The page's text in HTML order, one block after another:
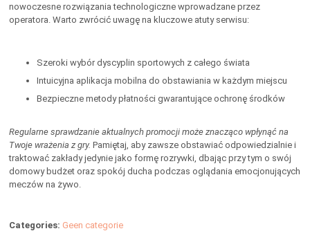
nowoczesne rozwiązania technologiczne wprowadzane przez
operatora. Warto zwrócić uwagę na kluczowe atuty serwisu:
Szeroki wybór dyscyplin sportowych z całego świata
Intuicyjna aplikacja mobilna do obstawiania w każdym miejscu
Bezpieczne metody płatności gwarantujące ochronę środków
Regularne sprawdzanie aktualnych promocji może znacząco wpłynąć na
Twoje wrażenia z gry. Pamiętaj, aby zawsze obstawiać odpowiedzialnie i
traktować zakłady jedynie jako formę rozrywki, dbając przy tym o swój
domowy budżet oraz spokój ducha podczas oglądania emocjonujących
meczów na żywo.
Categories: Geen categorie